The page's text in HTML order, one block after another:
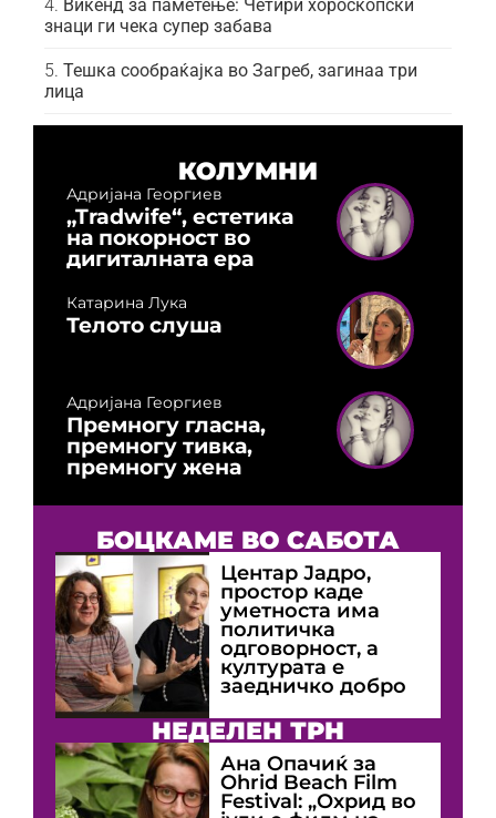
Викенд за паметење: Четири хороскопски
знаци ги чека супер забава
Тешка сообраќајка во Загреб, загинаа три
лица
КОЛУМНИ
Адријана Георгиев
„Tradwife“, естетика
на покорност во
дигиталната ера
Катарина Лука
Телото слуша
Адријана Георгиев
Премногу гласна,
премногу тивка,
премногу жена
БОЦКАМЕ ВО САБОТА
Центар Јадро,
простор каде
уметноста има
политичка
одговорност, а
културата е
заедничко добро
НЕДЕЛЕН ТРН
Ана Опачиќ за
Оhrid Beach Film
Festival: „Охрид во